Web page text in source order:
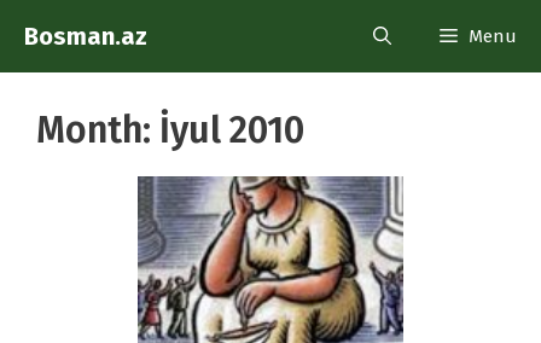
content
Bosman.az Menu
Month: İyul 2010